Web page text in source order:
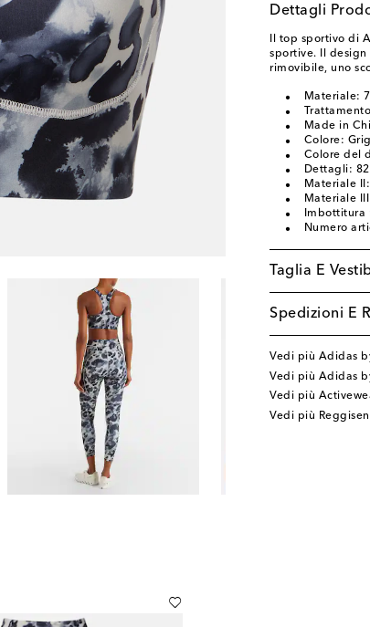
Dettagli
Il top sportivo di
sportive. Il
rimovibile, uno
Materiale:
Made in
Colore:
Colore del
Dettagli:
Materiale
Materiale
Imbottitura
Numero
Taglia E
Spedizioni E
Vedi più Adidas
Vedi più Adidas
Vedi più
Vedi più